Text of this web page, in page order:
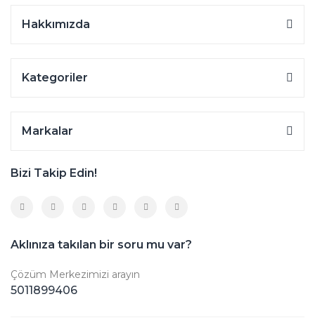
Hakkımızda
Kategoriler
Markalar
Bizi Takip Edin!
Aklınıza takılan bir soru mu var?
Çözüm Merkezimizi arayın
5011899406